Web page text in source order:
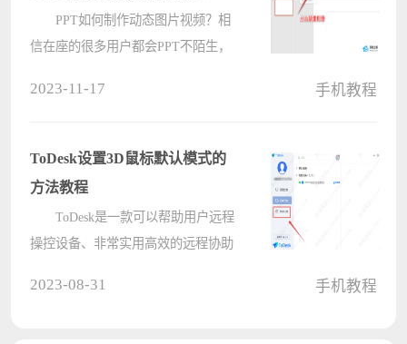
PPT如何制作动态图片视频？相
信在座的很多用户都会PPT不陌生，
我们来看看小编带来的详细操作教
程，希望????
2023-11-17 手机教程
ToDesk设置3D鼠标默认模式的
方法教程
ToDesk是一款可以帮助用户远程
操控设备、非常实用高效的远程协助
2023-08-31 手机教程